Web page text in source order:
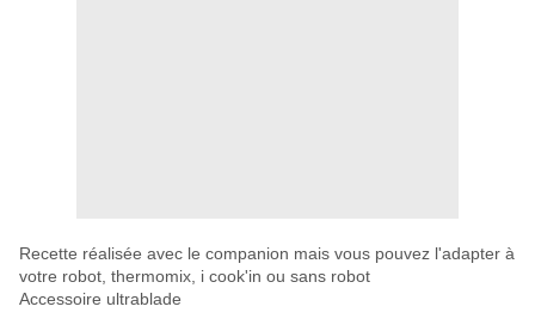
Recette réalisée avec le companion mais vous pouvez l'adapter à
votre robot, thermomix, i cook'in ou sans robot
Accessoire ultrablade